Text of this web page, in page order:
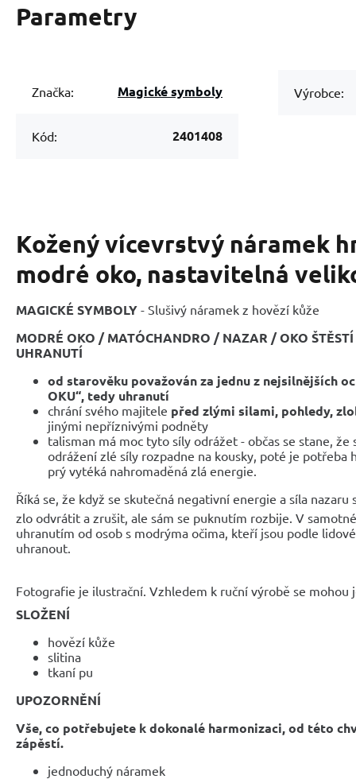
Parametry
Značka: Magické symboly
Kód: 2401408
Výrobce:
Kožený vícevrstvý náramek
modré oko, nastavitelná
MAGICKÉ SYMBOLY - Slušivý náramek z hovězí kůže
MODRÉ OKO / MATÓCHANDRO / NAZAR / OKO
UHRANUTÍ
od starověku považován za jednu z nejsilnějších
OKU“, tedy uhranutí
chrání svého majitele před zlými silami, pohledy,
jinými nepříznivými podněty
talisman má moc tyto síly odrážet - občas se stane, že
odrážení zlé síly rozpadne na kousky, poté je potřeba
prý vytéká nahromaděná zlá energie.
Říká se, že když se skutečná negativní energie a síla
zlo odvrátit a zrušit, ale sám se puknutím rozbije. V
uhranutím od osob s modrýma očima, kteří jsou podle
uhranout.
Fotografie je ilustrační. Vzhledem k ruční výrobě se
SLOŽENÍ
hovězí kůže
slitina
tkaní pu
UPOZORNĚNÍ
Vše, co potřebujete k dokonalé harmonizaci, od této
zápěstí.
jednoduchý náramek